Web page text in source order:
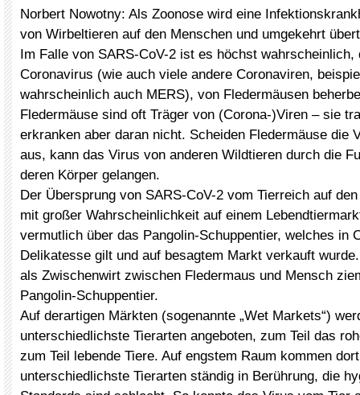
Norbert Nowotny: Als Zoonose wird eine
von Wirbeltieren auf den Menschen und umgekehrt
Im Falle von SARS-CoV-2 ist es höchst wahrscheinlich,
Coronavirus (wie auch viele andere Coronaviren,
wahrscheinlich auch MERS), von Fledermäusen
Fledermäuse sind oft Träger von (Corona-)Viren – sie
erkranken aber daran nicht. Scheiden Fledermäuse die
aus, kann das Virus von anderen Wildtieren durch die
deren Körper gelangen.
Der Übersprung von SARS-CoV-2 vom Tierreich auf
mit großer Wahrscheinlichkeit auf einem
vermutlich über das Pangolin-Schuppentier, welches in
Delikatesse gilt und auf besagtem Markt verkauft
als Zwischenwirt zwischen Fledermaus und Mensch
Pangolin-Schuppentier.
Auf derartigen Märkten (sogenannte „Wet Markets“)
unterschiedlichste Tierarten angeboten, zum Teil das
zum Teil lebende Tiere. Auf engstem Raum kommen
unterschiedlichste Tierarten ständig in Berührung, die